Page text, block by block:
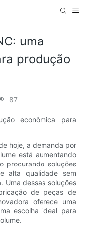
uma
produção
87
econômica para
hoje, a demanda por
está aumentando
procurando soluções
alta qualidade sem
Uma dessas soluções
de peças de
oferece uma
escolha ideal para